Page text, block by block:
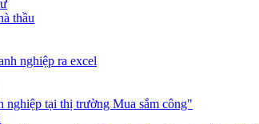
thầu
nghiệp ra excel
nghiệp tại thị trường Mua sắm công"